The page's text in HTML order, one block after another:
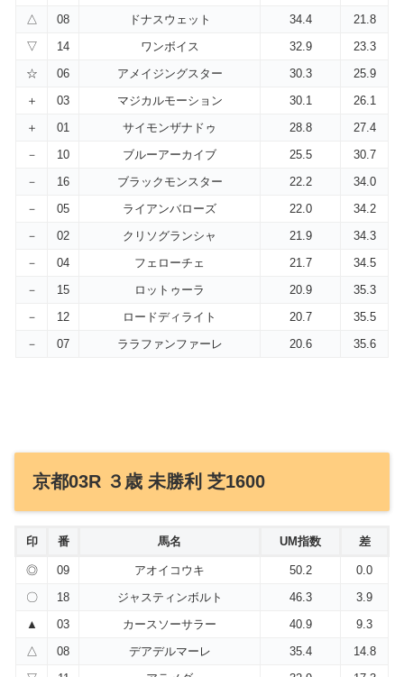
△
08 ドナスウェット 34.4
21.8
▽
14 ワンボイス 32.9
23.3
☆
06 アメイジングスター 30.3
25.9
＋
03 マジカルモーション 30.1
26.1
＋
01 サイモンザナドゥ 28.8
27.4
－
10 ブルーアーカイブ 25.5
30.7
－
16 ブラックモンスター 22.2
34.0
－
05 ライアンバローズ 22.0
34.2
－
02 クリソグランシャ 21.9
34.3
－
04 フェローチェ 21.7
34.5
－
15 ロットゥーラ 20.9
35.3
－
12 ロードディライト 20.7
35.5
－
07 ララファンファーレ 20.6 35.6
京都03R ３歳 未勝利 芝1600
印 番 馬名 UM指数 差
◎ 09 アオイコウキ 50.2
0.0
〇
18 ジャスティンボルト 46.3
3.9
▲
03 カースソーサラー 40.9
9.3
△
08 デアデルマーレ 35.4
14.8